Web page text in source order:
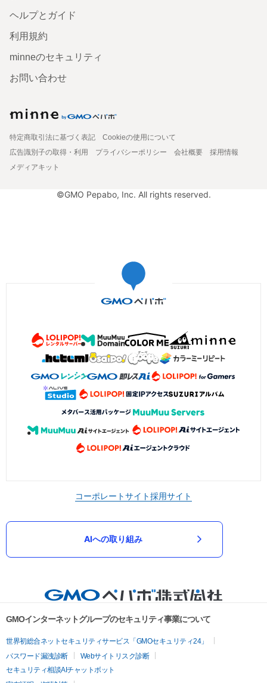
ヘルプとガイド
利用規約
minneのセキュリティ
お問い合わせ
特定商取引法に基づく表記
Cookieの使用について
広告識別子の取得・利用
プライバシーポリシー 会社概要
採用情報
メディアキット
©GMO Pepabo, Inc. All rights reserved.
コーポレートサイト採用サイト
AIへの取り組み
GMOインターネットグループのセキュリティ事業について
世界初総合ネットセキュリティサービス「GMOセキュリティ24」
パスワード漏洩診断
Webサイトリスク診断
セキュリティ相談AIチャットボット